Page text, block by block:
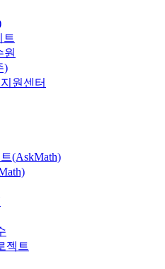
트
원
)
원센터
(AskMath)
젝트